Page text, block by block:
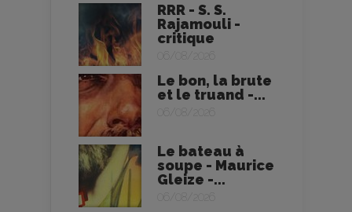
RRR - S. S.
Rajamouli -
critique
06/08/2026
Le bon, la brute
et le truand -...
06/08/2026
Le bateau à
soupe - Maurice
Gleize -...
06/08/2026